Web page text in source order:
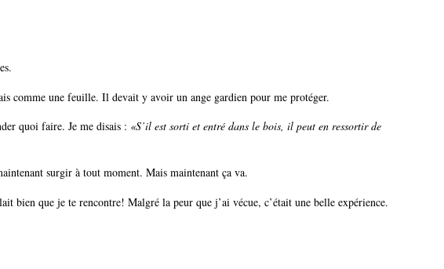
comme une feuille. Il devait y avoir un ange gardien pour me protéger.
quoi faire. Je me disais : «S’il est sorti et entré dans le bois, il peut en ressortir de
surgir à tout moment. Mais maintenant ça va.
bien que je te rencontre! Malgré la peur que j’ai vécue, c’était une belle expérience.